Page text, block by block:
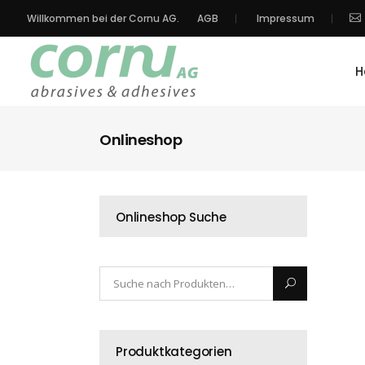
Willkommen bei der Cornu AG. AGB Impressum
Onlineshop
Onlineshop Suche
Produktkategorien